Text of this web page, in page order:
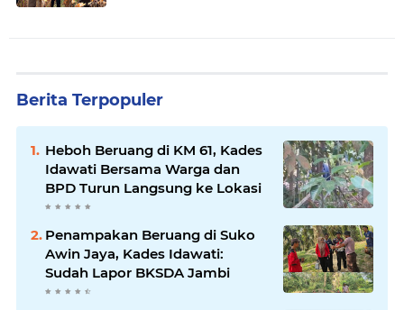
Berita Terpopuler
Heboh Beruang di KM 61, Kades
Idawati Bersama Warga dan
BPD Turun Langsung ke Lokasi
Penampakan Beruang di Suko
Awin Jaya, Kades Idawati:
Sudah Lapor BKSDA Jambi